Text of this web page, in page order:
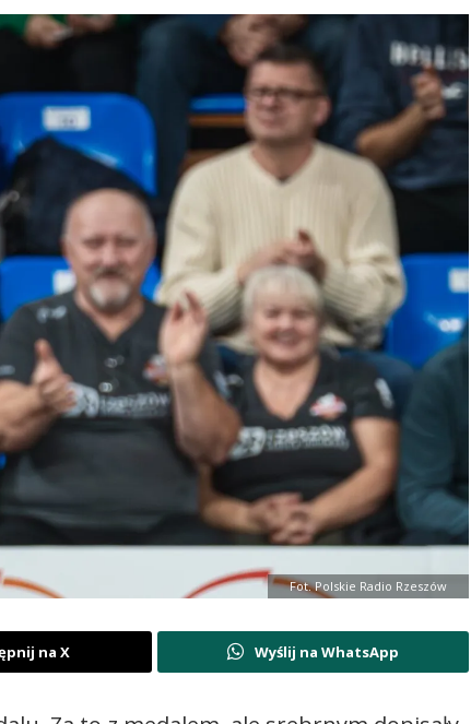
Fot. Polskie Radio Rzeszów
na X Wyślij na WhatsApp